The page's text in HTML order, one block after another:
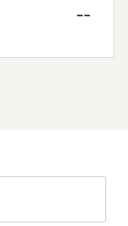
--